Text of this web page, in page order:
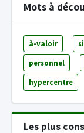
Mots à
à-valoir
personnel
hypercentre
Les plus